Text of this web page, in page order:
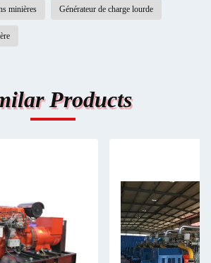
minières Générateur de charge lourde
Products